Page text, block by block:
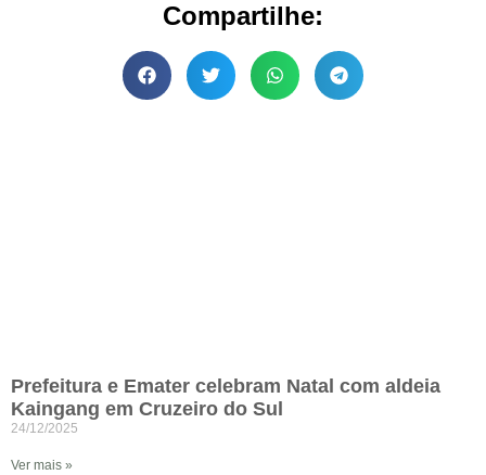
Compartilhe:
Prefeitura e Emater celebram Natal com aldeia
Kaingang em Cruzeiro do Sul
24/12/2025
Ver mais »